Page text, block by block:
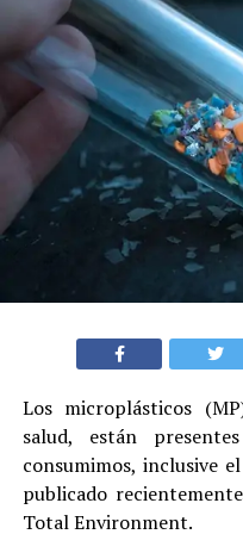
Los microplásticos
salud, están
consumimos, inclusive
publicado
Total Environment.